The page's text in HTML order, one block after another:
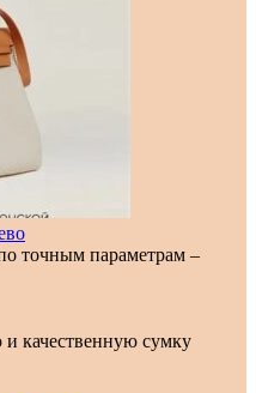
точным параметрам –
качественную сумку